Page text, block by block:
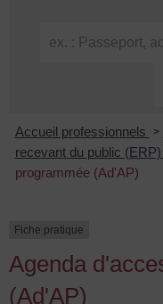
Accueil professionnels >
recevant du public (ERP)
programmée (Ad'AP)
Fiche pratique
Agenda
(Ad'AP)